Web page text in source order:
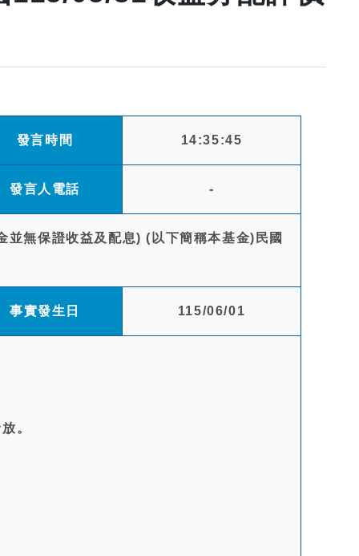
發言時間 14:35:45
發言人電話 -
無保證收益及配息) (以下簡稱本基金)民國
事實發生日 115/06/01
。